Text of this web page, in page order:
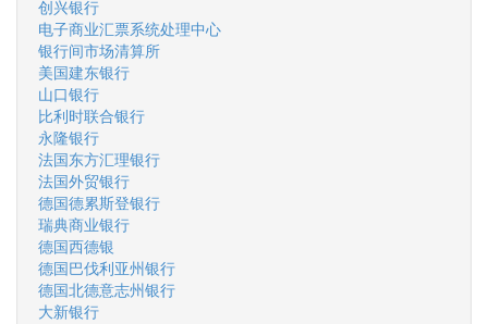
创兴银行
电子商业汇票系统处理中心
银行间市场清算所
美国建东银行
山口银行
比利时联合银行
永隆银行
法国东方汇理银行
法国外贸银行
德国德累斯登银行
瑞典商业银行
德国西德银
德国巴伐利亚州银行
德国北德意志州银行
大新银行